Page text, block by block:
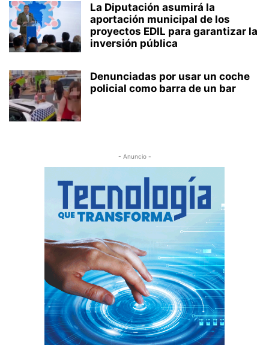
La Diputación asumirá la
aportación municipal de los
proyectos EDIL para garantizar la
inversión pública
Denunciadas por usar un coche
policial como barra de un bar
- Anuncio -